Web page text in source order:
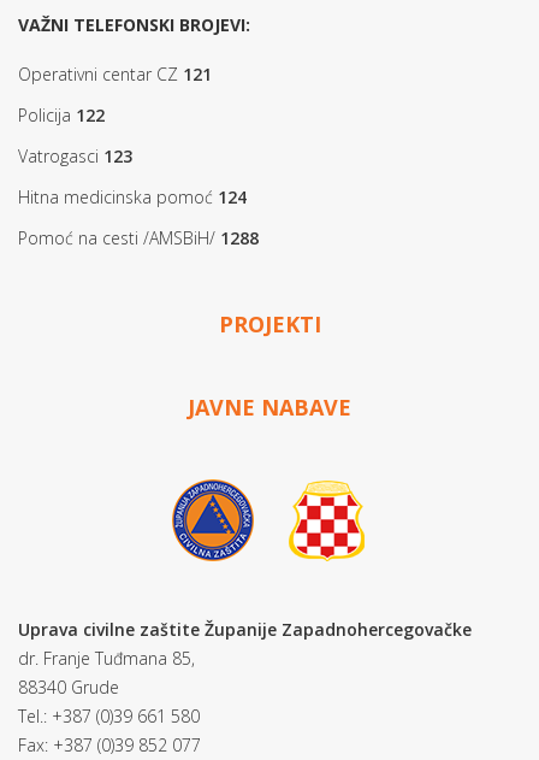
VAŽNI TELEFONSKI BROJEVI:
Operativni centar CZ 121
Policija 122
Vatrogasci 123
Hitna medicinska pomoć 124
Pomoć na cesti /AMSBiH/ 1288
PROJEKTI
JAVNE NABAVE
Uprava civilne zaštite Županije Zapadnohercegovačke
dr. Franje Tuđmana 85,
88340 Grude
Tel.: +387 (0)39 661 580
Fax: +387 (0)39 852 077